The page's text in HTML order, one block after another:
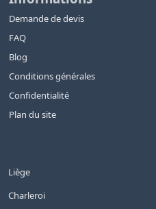
Demande de devis
FAQ
Blog
Conditions générales
Confidentialité
Plan du site
Liège
Charleroi